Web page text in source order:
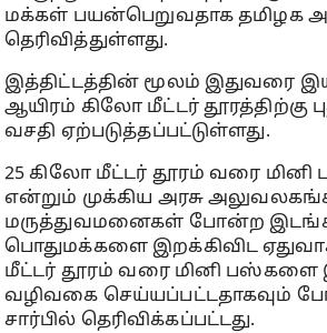
மக்கள் பயன்பெறுவதாக தமிழக
தெரிவித்துள்ளது.
இத்திட்டத்தின் மூலம் இதுவரை
ஆயிரம் கிலோ மீட்டர் தூரத்திற்கு
வசதி ஏற்படுத்தப்பட்டுள்ளது.
25 கிலோ மீட்டர் தூரம் வரை
என்றும் முக்கிய அரசு
மருத்துவமனைகள் போன்ற
பொதுமக்களை இறக்கிவிட
மீட்டர் தூரம் வரை மினி பஸ்களை
வழிவகை செய்யப்பட்டதாகவும்
சார்பில் தெரிவிக்கப்பட்டது.